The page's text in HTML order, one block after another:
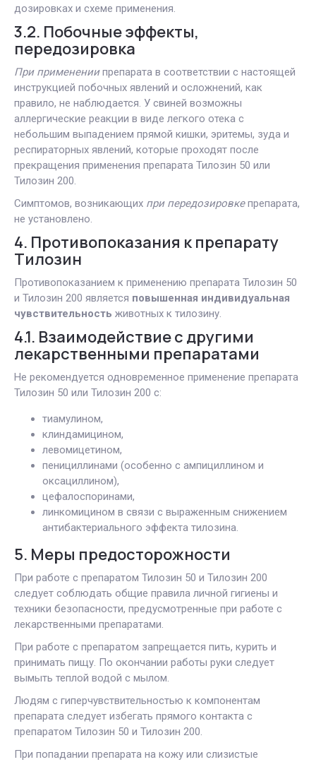
дозировках и схеме применения.
3.2. Побочные эффекты,
передозировка
При применениипрепарата в соответствии с настоящей
инструкцией побочных явлений и осложнений, как
правило, не наблюдается. У свиней возможны
аллергические реакции в виде легкого отека с
небольшим выпадением прямой кишки, эритемы, зуда и
респираторных явлений, которые проходят после
прекращения применения препарата Тилозин 50 или
Тилозин 200.
Симптомов, возникающих при передозировкепрепарата,
не установлено.
4. Противопоказания к препарату
Тилозин
Противопоказанием к применению препарата Тилозин 50
и Тилозин 200 является повышенная индивидуальная
чувствительность животных к тилозину.
4.1. Взаимодействие с другими
лекарственными препаратами
Не рекомендуется одновременное применение препарата
Тилозин 50 или Тилозин 200 с:
тиамулином,
клиндамицином,
левомицетином,
пенициллинами (особенно с ампициллином и
оксациллином),
цефалоспоринами,
линкомицином в связи с выраженным снижением
антибактериального эффекта тилозина.
5. Меры предосторожности
При работе с препаратом Тилозин 50 и Тилозин 200
следует соблюдать общие правила личной гигиены и
техники безопасности, предусмотренные при работе с
лекарственными препаратами.
При работе с препаратом запрещается пить, курить и
принимать пищу. По окончании работы руки следует
вымыть теплой водой с мылом.
Людям с гиперчувствительностью к компонентам
препарата следует избегать прямого контакта с
препаратом Тилозин 50 и Тилозин 200.
При попадании препарата на кожу или слизистые